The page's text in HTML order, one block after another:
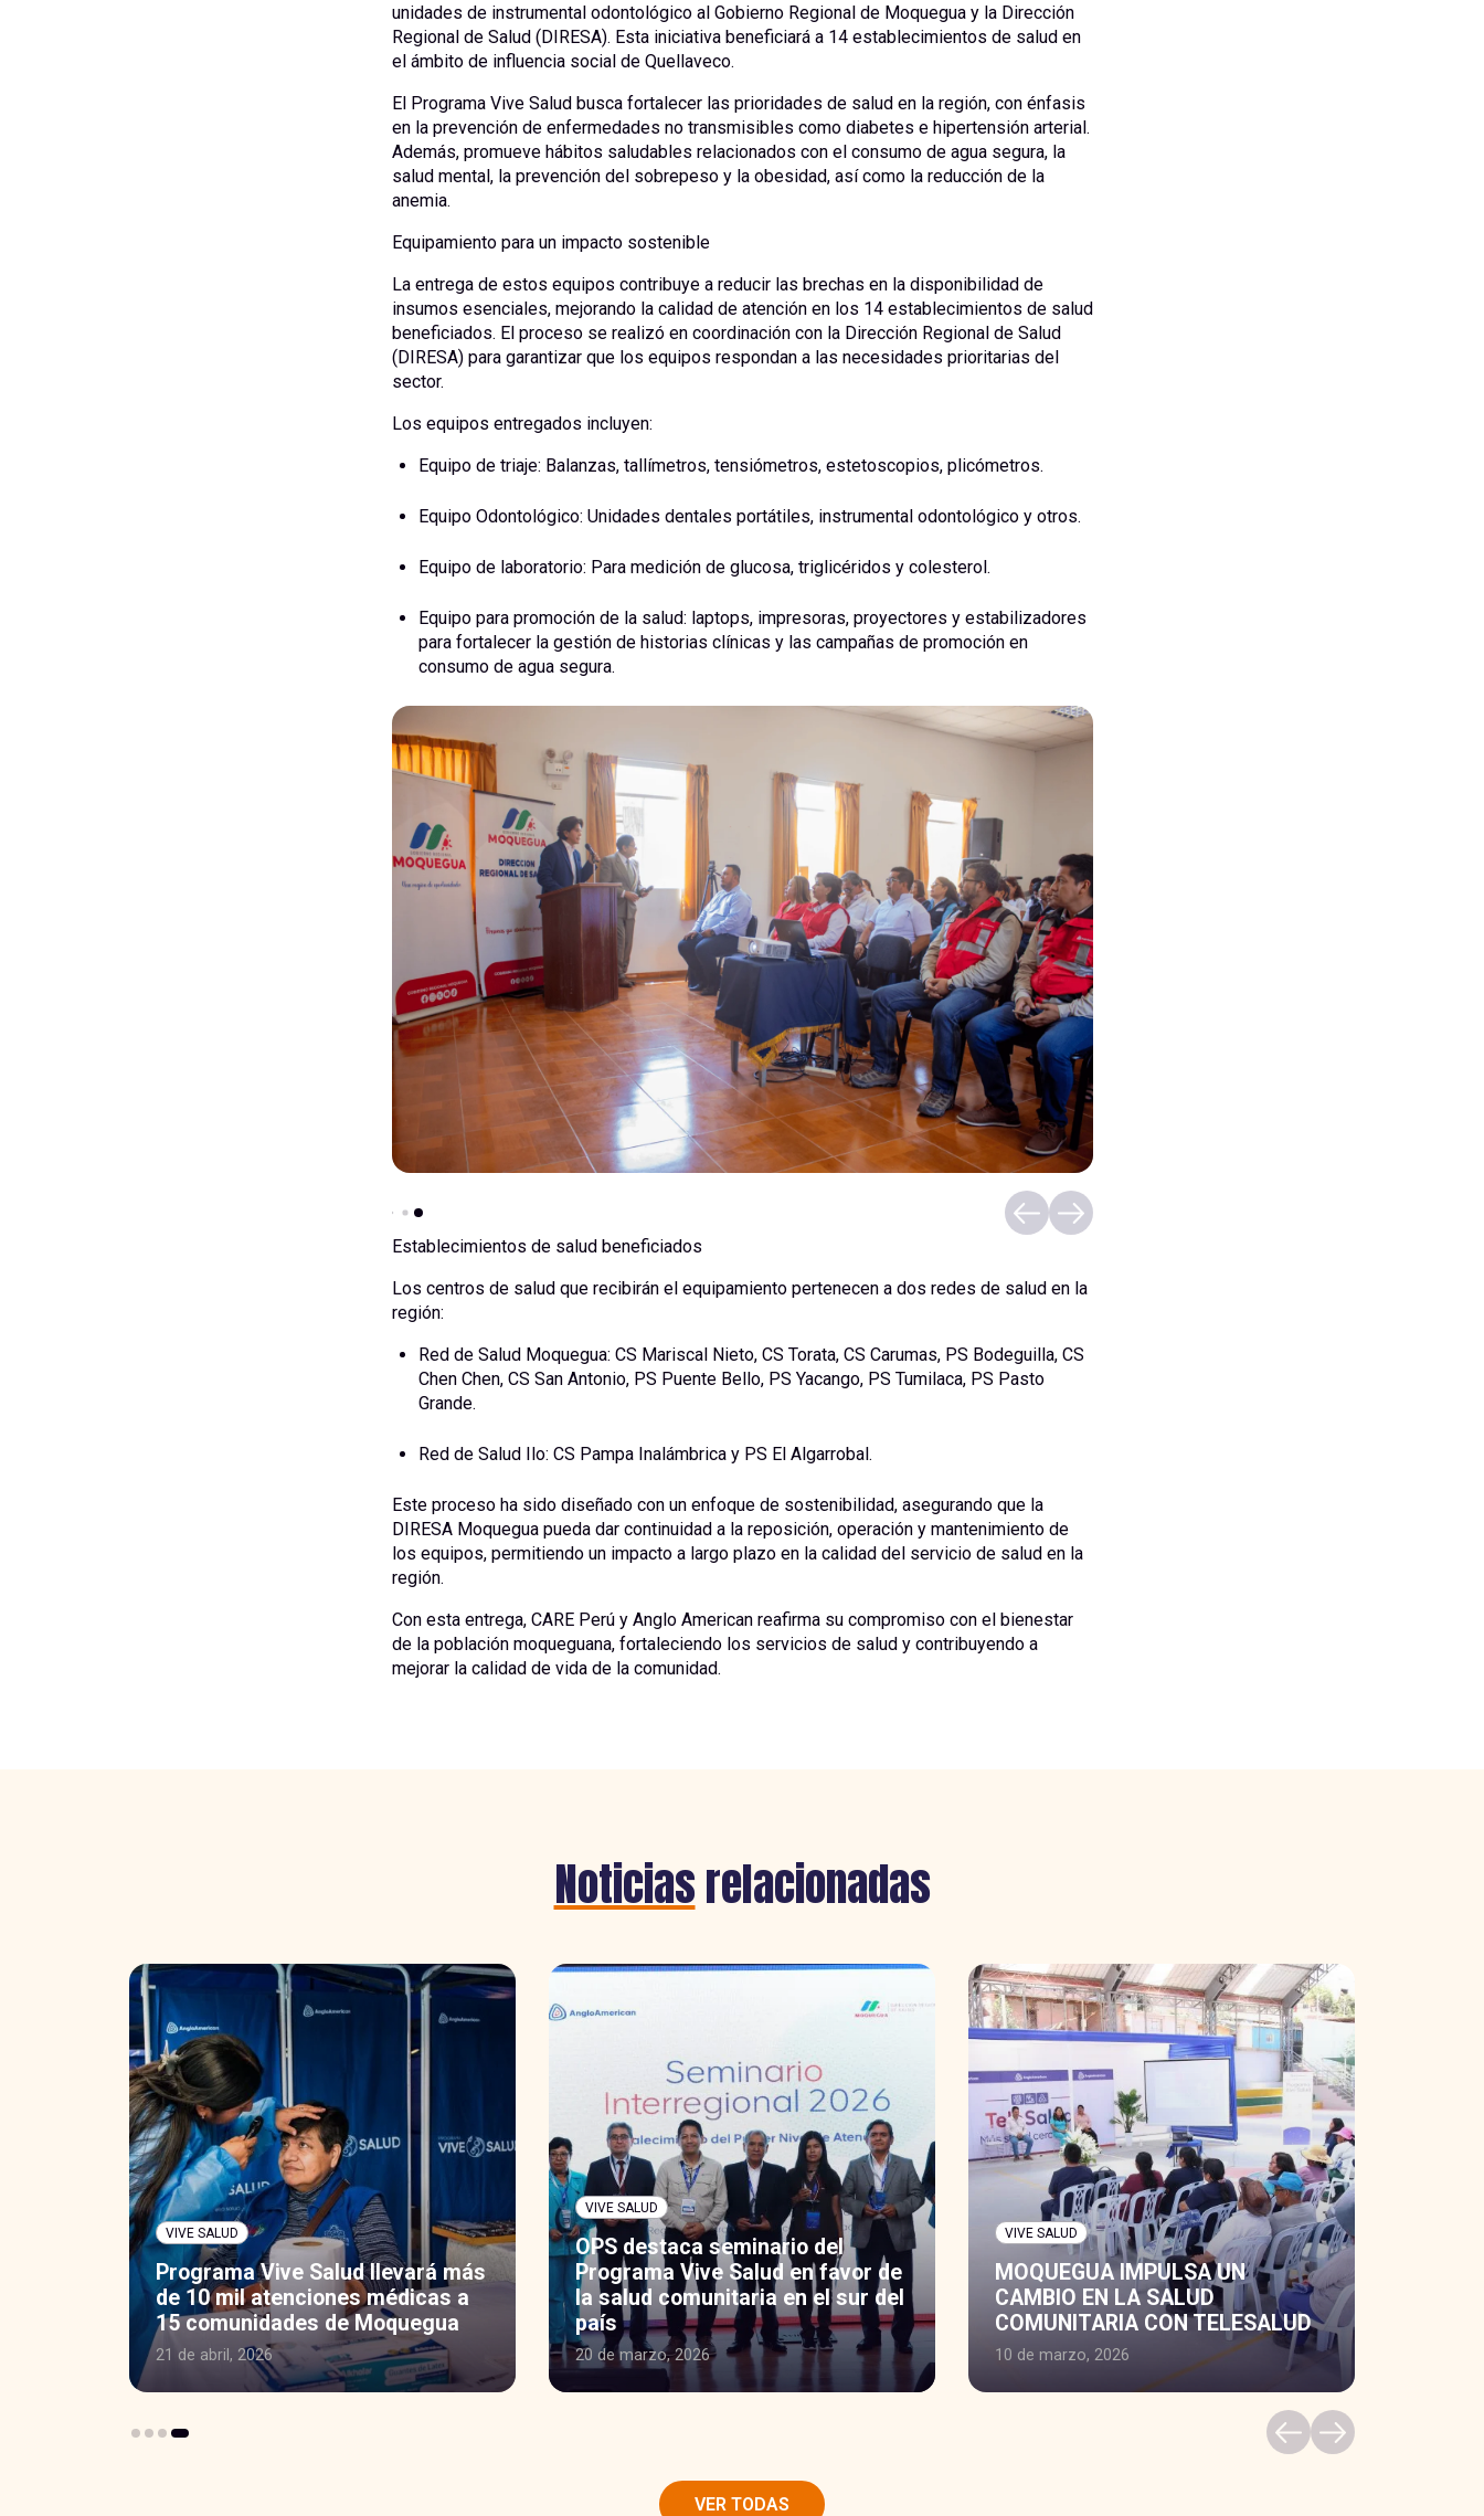
unidades de instrumental odontológico al Gobierno Regional de Moquegua y la Dirección
Regional de Salud (DIRESA). Esta iniciativa beneficiará a 14 establecimientos de salud en
el ámbito de influencia social de Quellaveco.
El Programa Vive Salud busca fortalecer las prioridades de salud en la región, con énfasis
en la prevención de enfermedades no transmisibles como diabetes e hipertensión arterial.
Además, promueve hábitos saludables relacionados con el consumo de agua segura, la
salud mental, la prevención del sobrepeso y la obesidad, así como la reducción de la
anemia.
Equipamiento para un impacto sostenible
La entrega de estos equipos contribuye a reducir las brechas en la disponibilidad de
insumos esenciales, mejorando la calidad de atención en los 14 establecimientos de salud
beneficiados. El proceso se realizó en coordinación con la Dirección Regional de Salud
(DIRESA) para garantizar que los equipos respondan a las necesidades prioritarias del
sector.
Los equipos entregados incluyen:
Equipo de triaje: Balanzas, tallímetros, tensiómetros, estetoscopios, plicómetros.
Equipo Odontológico: Unidades dentales portátiles, instrumental odontológico y otros.
Equipo de laboratorio: Para medición de glucosa, triglicéridos y colesterol.
Equipo para promoción de la salud: laptops, impresoras, proyectores y estabilizadores
para fortalecer la gestión de historias clínicas y las campañas de promoción en
consumo de agua segura.
Establecimientos de salud beneficiados
Los centros de salud que recibirán el equipamiento pertenecen a dos redes de salud en la
región:
Red de Salud Moquegua: CS Mariscal Nieto, CS Torata, CS Carumas, PS Bodeguilla, CS
Chen Chen, CS San Antonio, PS Puente Bello, PS Yacango, PS Tumilaca, PS Pasto
Grande.
Red de Salud Ilo: CS Pampa Inalámbrica y PS El Algarrobal.
Este proceso ha sido diseñado con un enfoque de sostenibilidad, asegurando que la
DIRESA Moquegua pueda dar continuidad a la reposición, operación y mantenimiento de
los equipos, permitiendo un impacto a largo plazo en la calidad del servicio de salud en la
región.
Con esta entrega, CARE Perú y Anglo American reafirma su compromiso con el bienestar
de la población moqueguana, fortaleciendo los servicios de salud y contribuyendo a
mejorar la calidad de vida de la comunidad.
Noticiasrelacionadas
VIVE SALUD
Programa Vive Salud llevará más
de 10 mil atenciones médicas a
15 comunidades de Moquegua
21 de abril, 2026
VIVE SALUD
OPS destaca seminario del
Programa Vive Salud en favor de
la salud comunitaria en el sur del
país
20 de marzo, 2026
VIVE SALUD
MOQUEGUA IMPULSA UN
CAMBIO EN LA SALUD
COMUNITARIA CON TELESALUD
10 de marzo, 2026
VER TODAS